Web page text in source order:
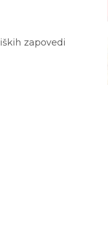
zapovedi